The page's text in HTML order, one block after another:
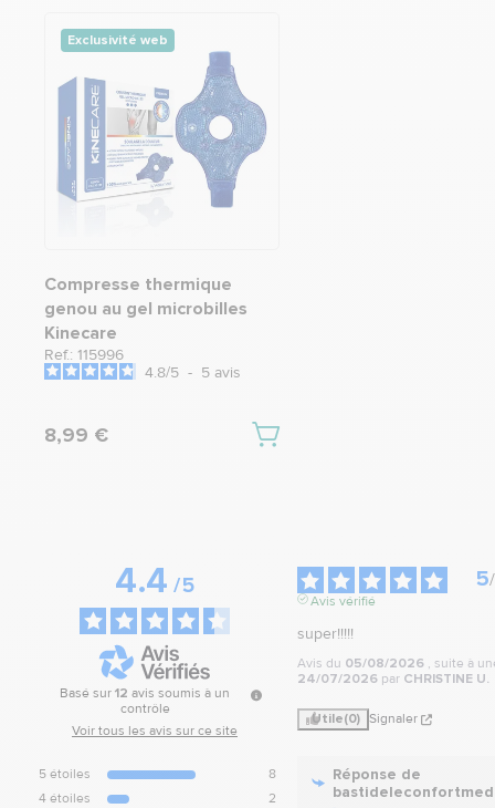
Exclusivité web
Compresse thermique
genou au gel microbilles
Kinecare
Ref.: 115996
4.8/5 - 5 avis
8,99 €
4.4/5
Basé sur 12 avis soumis à un
contrôle
Voir tous les avis sur ce site
5 étoiles
8
4 étoiles
2
5/
Avis vérifié
super!!!!!
Avis du 05/08/2026 , suite à
24/07/2026 par CHRISTINE U.
Utile(0) Signaler
Réponse de